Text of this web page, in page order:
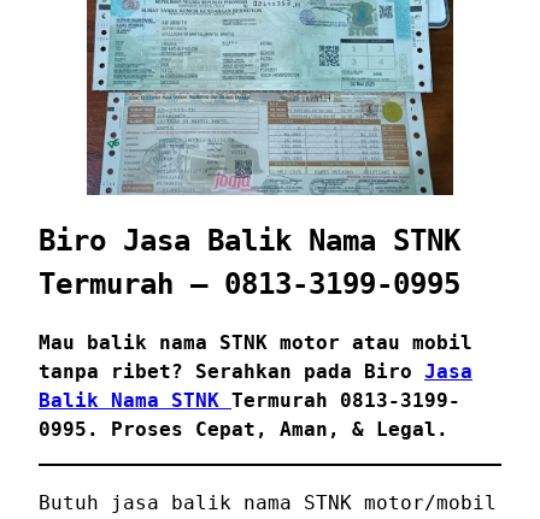
Biro Jasa Balik Nama STNK
Termurah – 0813-3199-0995
Mau balik nama STNK motor atau mobil
tanpa ribet? Serahkan pada Biro Jasa
Balik Nama STNK Termurah 0813-3199-
0995. Proses Cepat, Aman, & Legal.
Butuh jasa balik nama STNK motor/mobil